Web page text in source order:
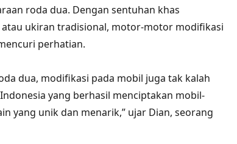
roda dua. Dengan sentuhan khas
ukiran tradisional, motor-motor modifikasi
perhatian.
dua, modifikasi pada mobil juga tak kalah
yang berhasil menciptakan mobil-
yang unik dan menarik,” ujar Dian, seorang